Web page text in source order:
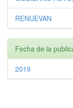
RENUEVAN
Fecha de la
2019